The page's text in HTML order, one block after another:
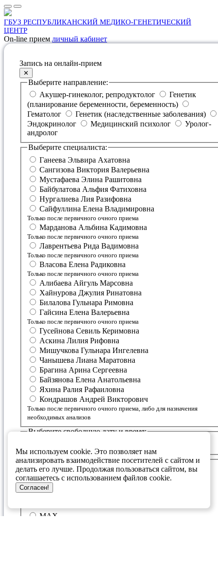
ГБУЗ РЕСПУБЛИКАНСКИЙ МЕДИКО-ГЕНЕТИЧЕСКИЙ
ЦЕНТР
On-line прием личный кабинет
Мы используем cookie. Это позволяет нам
анализировать взаимодействие посетителей с сайтом и
делать его лучше. Продолжая пользоваться сайтом, вы
соглашаетесь с использованием файлов cookie.
Согласен!
Запись на онлайн-прием
✕
Выберите направление:
Акушер-гинеколог, репродуктолог
(планирование беременности, беременность)
Гематолог
Генетик (наследственные заболевания)
Эндокринолог
Медицинский психолог
андролог
Выберите специалиста:
Ганеева Эльвира Ахатовна
Сангизова Виктория Валерьевна
Мустафаева Элина Рашитовна
Байбулатова Альфия Фатиховна
Нургалиева Лия Разифовна
Сайфуллина Елена Владимировна
Только после первичного очного приема
Марданова Альбина Кадимовна
Только после первичного очного приема
Лаврентьева Рида Вадимовна
Только после первичного очного приема
Власова Елена Радиковна
Только после первичного очного приема
Алибаева Айгуль Марсовна
Хайнурова Джулия Ринатовна
Билалова Гульнара Римовна
Гайсина Елена Валерьевна
Только после первичного очного приема
Гусейнова Севиль Керимовна
Аскина Лилия Рифовна
Мишучкова Гульнара Ингелевна
Чанышева Лиана Маратовна
Брагина Арина Сергеевна
Байзянова Елена Анатольевна
Яхина Ралия Рафаиловна
Кондрашов Андрей Викторович
Только после первичного очного приема, либо для назначения
необходимых анализов
Выберите свободную дату и время:
Заполните свои данные:
День рождения
Мессенджер для связи
MAX